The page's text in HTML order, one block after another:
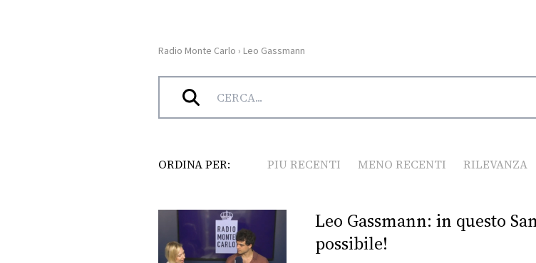
HOME
RADIO
NEWS
Radio Monte Carlo › Leo Gassmann
Tag:Leo Gassmann
ORDINA PER: PIU RECENTI MENO RECENTI RILEVANZA
Leo Gassmann: in questo
possibile!